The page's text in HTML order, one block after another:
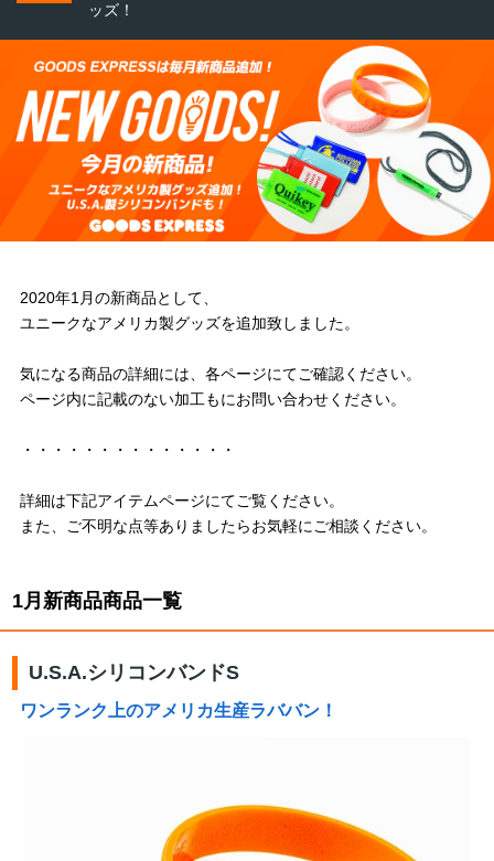
ッズ！
2020年1月の新商品として、
ユニークなアメリカ製グッズを追加致しました。
気になる商品の詳細には、各ページにてご確認ください。
ページ内に記載のない加工もにお問い合わせください。
・・・・・・・・・・・・・・
詳細は下記アイテムページにてご覧ください。
また、ご不明な点等ありましたらお気軽にご相談ください。
1月新商品商品一覧
U.S.A.シリコンバンドS
ワンランク上のアメリカ生産ラババン！